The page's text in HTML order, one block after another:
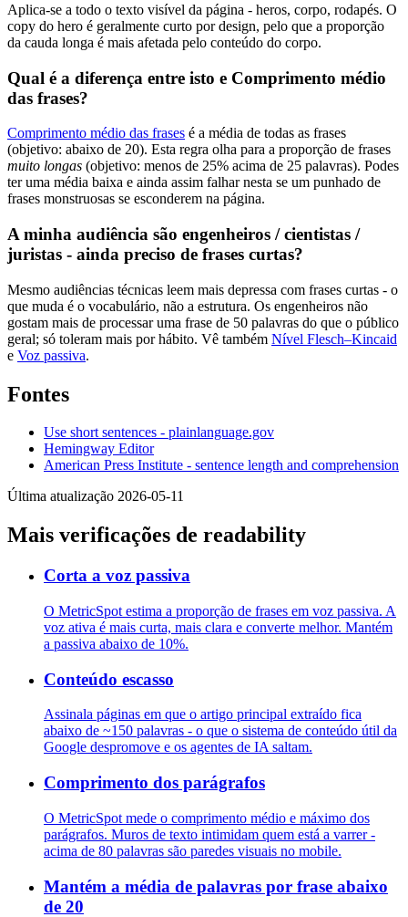
Aplica-se a todo o texto visível da página - heros, corpo, rodapés. O
copy do hero é geralmente curto por design, pelo que a proporção
da cauda longa é mais afetada pelo conteúdo do corpo.
Qual é a diferença entre isto e Comprimento médio
das frases?
Comprimento médio das frases é a média de todas as frases
(objetivo: abaixo de 20). Esta regra olha para a proporção de frases
muito longas (objetivo: menos de 25% acima de 25 palavras). Podes
ter uma média baixa e ainda assim falhar nesta se um punhado de
frases monstruosas se esconderem na página.
A minha audiência são engenheiros / cientistas /
juristas - ainda preciso de frases curtas?
Mesmo audiências técnicas leem mais depressa com frases curtas - o
que muda é o vocabulário, não a estrutura. Os engenheiros não
gostam mais de processar uma frase de 50 palavras do que o público
geral; só toleram mais por hábito. Vê também Nível Flesch–Kincaid
e Voz passiva.
Fontes
Use short sentences - plainlanguage.gov
Hemingway Editor
American Press Institute - sentence length and comprehension
Última atualização 2026-05-11
Mais verificações de readability
Corta a voz passiva
O MetricSpot estima a proporção de frases em voz passiva. A
voz ativa é mais curta, mais clara e converte melhor. Mantém
a passiva abaixo de 10%.
Conteúdo escasso
Assinala páginas em que o artigo principal extraído fica
abaixo de ~150 palavras - o que o sistema de conteúdo útil da
Google despromove e os agentes de IA saltam.
Comprimento dos parágrafos
O MetricSpot mede o comprimento médio e máximo dos
parágrafos. Muros de texto intimidam quem está a varrer -
acima de 80 palavras são paredes visuais no mobile.
Mantém a média de palavras por frase abaixo
de 20